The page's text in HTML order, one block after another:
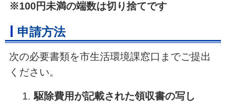
※100円未満の端数は切り捨てです
申請方法
次の必要書類を市生活環境課窓口までご提出
ください。
駆除費用が記載された領収書の写し